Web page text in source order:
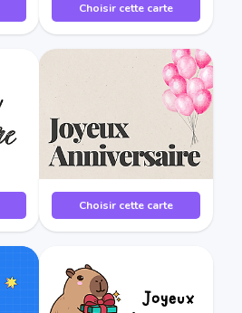
Choisir cette carte
Choisir cette carte